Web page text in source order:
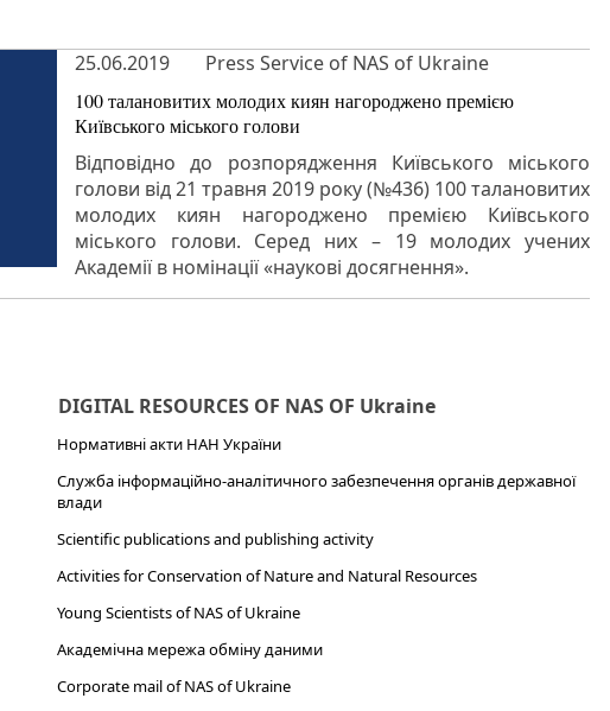
25.06.2019 Press Service of NAS of Ukraine
100 талановитих молодих киян нагороджено премією
Київського міського голови
Відповідно до розпорядження Київського міського
голови від 21 травня 2019 року (№436) 100 талановитих
молодих киян нагороджено премією Київського
міського голови. Серед них – 19 молодих учених
Академії в номінації «наукові досягнення».
DIGITAL RESOURCES OF NAS OF Ukraine
Нормативні акти НАН України
Служба інформаційно-аналітичного забезпечення органів державної
влади
Scientific publications and publishing activity
Activities for Conservation of Nature and Natural Resources
Young Scientists of NAS of Ukraine
Академічна мережа обміну даними
Corporate mail of NAS of Ukraine